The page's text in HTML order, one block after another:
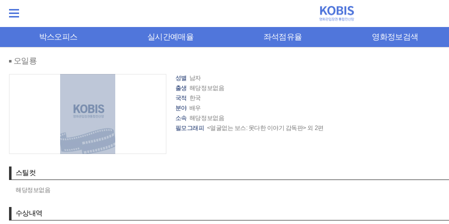
박스오피스 실시간예매율 좌석점유율 영화정보검색
오일룡
성별 남자
출생 해당정보없음
국적 한국
분야 배우
소속 해당정보없음
필모그래피 <얼굴없는 보스: 못다한 이야기 감독판> 외 2편
스틸컷
해당정보없음
수상내역